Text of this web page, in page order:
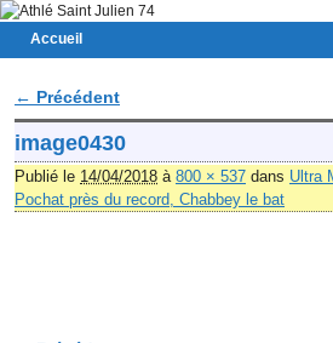
Accueil
Navigation des images
← Précédent
image0430
Publié le 14/04/2018 à 800 × 537 dans Ultra
Pochat près du record, Chabbey le bat